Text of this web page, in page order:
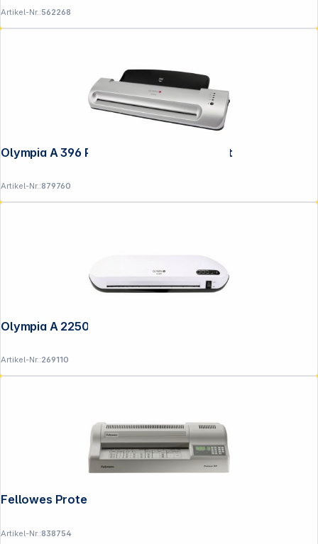
Artikel-Nr.:562268
Olympia A 396 Plus DIN A 3 Laminiergerät
Artikel-Nr.:879760
Olympia A 2250 Laminiergerät
Artikel-Nr.:269110
Artikel-Nr.:838754